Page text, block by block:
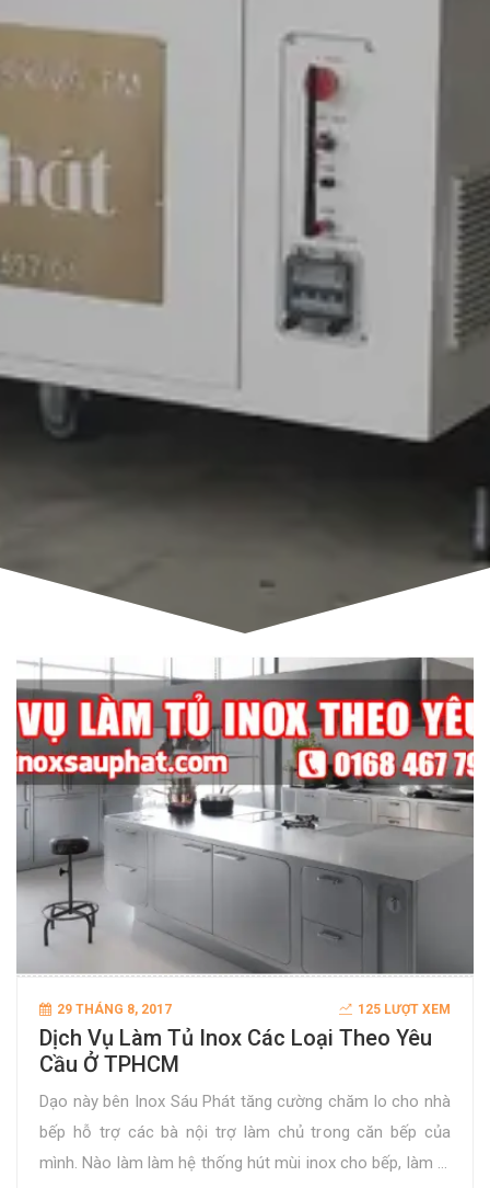
29 THÁNG 8, 2017 125 LƯỢT XEM
Dịch Vụ Làm Tủ Inox Các Loại Theo Yêu
Cầu Ở TPHCM
Dạo này bên Inox Sáu Phát tăng cường chăm lo cho nhà
bếp hỗ trợ các bà nội trợ làm chủ trong căn bếp của
mình. Nào làm làm hệ thống hút mùi inox cho bếp, làm lò